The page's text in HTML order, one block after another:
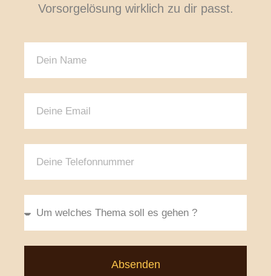
Vorsorgelösung wirklich zu dir passt.
Absenden